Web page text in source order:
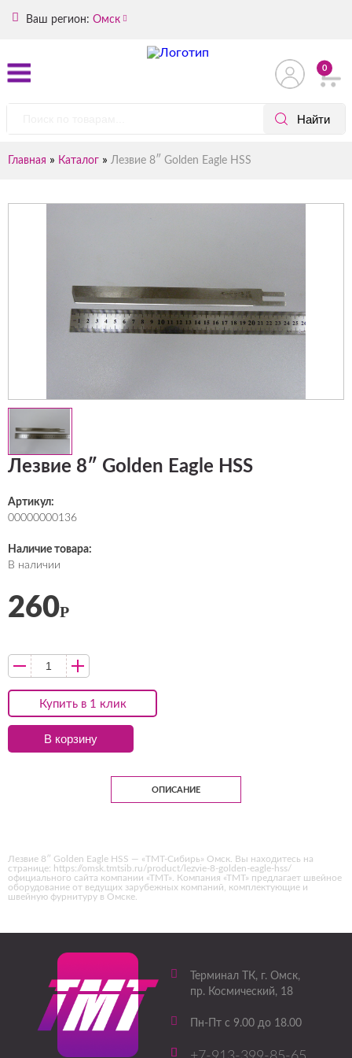
Ваш регион: Омск
0
Главная » Каталог » Лезвие 8″ Golden Eagle HSS
Лезвие 8″ Golden Eagle HSS
Артикул:
00000000136
Наличие товара:
В наличии
Купить в 1 клик
260Р
В корзину
ОПИСАНИЕ
Лезвие 8″ Golden Eagle HSS — «ТМТ-Сибирь» Омск. Вы находитесь на
странице: https://omsk.tmtsib.ru/product/lezvie-8-golden-eagle-hss/
официального сайта компании «ТМТ». Компания «ТМТ» предлагает швейное
оборудование от ведущих зарубежных компаний, комплектующие и
швейную фурнитуру в Омске.
Терминал ТК, г. Омск,
пр. Космический, 18
Пн-Пт с 9.00 до 18.00